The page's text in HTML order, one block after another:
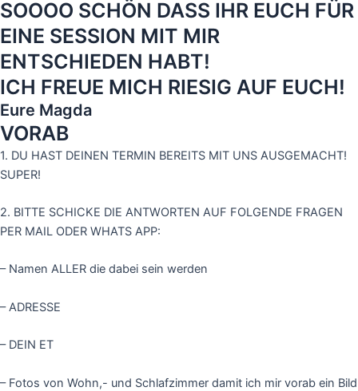
SOOOO SCHÖN DASS IHR EUCH FÜR
EINE SESSION MIT MIR
ENTSCHIEDEN HABT!
ICH FREUE MICH RIESIG AUF EUCH!
Eure Magda
VORAB
1. DU HAST DEINEN TERMIN BEREITS MIT UNS AUSGEMACHT!
SUPER!
2. BITTE SCHICKE DIE ANTWORTEN AUF FOLGENDE FRAGEN
PER MAIL ODER WHATS APP:
– Namen ALLER die dabei sein werden
– ADRESSE
– DEIN ET
– Fotos von Wohn,- und Schlafzimmer damit ich mir vorab ein Bild